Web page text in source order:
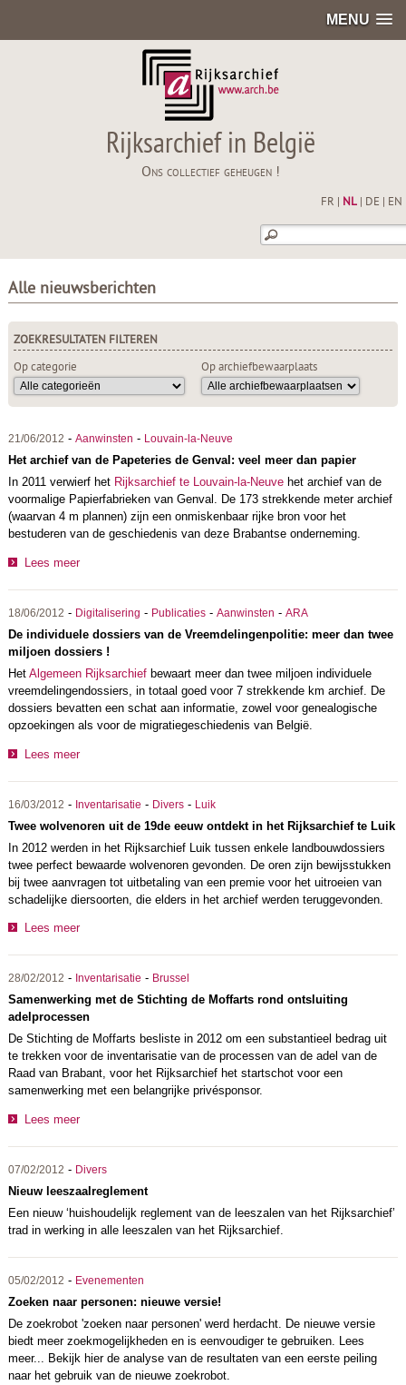
MENU
Rijksarchief in België
Ons collectief geheugen !
FR NL| DE EN
Alle nieuwsberichten
ZOEKRESULTATEN FILTEREN
Op categorie
Op archiefbewaarplaats
21/06/2012 - Aanwinsten - Louvain-la-Neuve
Het archief van de Papeteries de Genval: veel meer dan papier
In 2011 verwierf het Rijksarchief te Louvain-la-Neuvehet archief van de
voormalige Papierfabrieken van Genval. De 173 strekkende meter archief
(waarvan 4 m plannen) zijn een onmiskenbaar rijke bron voor het
bestuderen van de geschiedenis van deze Brabantse onderneming.
Lees meer
18/06/2012 - Digitalisering - Publicaties- Aanwinsten - ARA
De individuele dossiers van de Vreemdelingenpolitie: meer dan twee
miljoen dossiers !
Het Algemeen Rijksarchiefbewaart meer dan twee miljoen individuele
vreemdelingendossiers, in totaal goed voor 7 strekkende km archief. De
dossiers bevatten een schat aan informatie, zowel voor genealogische
opzoekingen als voor de migratiegeschiedenis van België.
Lees meer
16/03/2012 - Inventarisatie - Divers- Luik
Twee wolvenoren uit de 19de eeuw ontdekt in het Rijksarchief te Luik
In 2012 werden in het Rijksarchief Luik tussen enkele landbouwdossiers
twee perfect bewaarde wolvenoren gevonden. De oren zijn bewijsstukken
bij twee aanvragen tot uitbetaling van een premie voor het uitroeien van
schadelijke diersoorten, die elders in het archief werden teruggevonden.
Lees meer
28/02/2012 - Inventarisatie - Brussel
Samenwerking met de Stichting de Moffarts rond ontsluiting
adelprocessen
De Stichting de Moffarts besliste in 2012 om een substantieel bedrag uit
te trekken voor de inventarisatie van de processen van de adel van de
Raad van Brabant, voor het Rijksarchief het startschot voor een
samenwerking met een belangrijke privésponsor.
Lees meer
07/02/2012 - Divers
Nieuw leeszaalreglement
Een nieuw ‘huishoudelijk reglement van de leeszalen van het Rijksarchief’
trad in werking in alle leeszalen van het Rijksarchief.
05/02/2012 - Evenementen
Zoeken naar personen: nieuwe versie!
De zoekrobot 'zoeken naar personen' werd herdacht. De nieuwe versie
biedt meer zoekmogelijkheden en is eenvoudiger te gebruiken. Lees
meer... Bekijk hier de analyse van de resultaten van een eerste peiling
naar het gebruik van de nieuwe zoekrobot.